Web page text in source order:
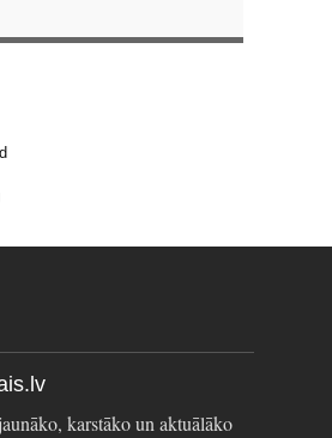
karstāko un aktuālāko